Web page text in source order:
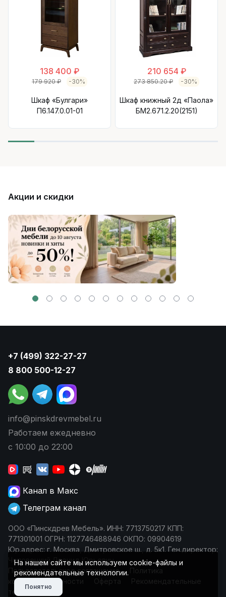
138 400 ₽
179 920 ₽ -30%
Шкаф «Булгари»
П6.147.0.01-01
210 654 ₽
273 850.20 ₽ -30%
Шкаф книжный 2д «Паола»
БМ2.671.2.20(2151)
Акции и скидки
+7 (499) 322-27-27
8 800 500-12-27
info@pinskdrevmebel.ru
Работаем ежедневно
с 10:00 до 22:00
Канал в Макс
Телеграм канал
ООО «Пинскдрев Мебель». ИНН: 7713750217 КПП:
771301001 ОГРН: 1127746488946 ОКПО: 09904619
Юр.адрес: г. Москва, Дмитровское ш., д. 5к1. Ген.директор:
Чеповецкий Леонид Юрьевич
Пользовательское соглашение
Политика
конфиденциальности
Оферта
Рекомендательные
технологии
На нашем сайте мы используем cookie-файлы и
рекомендательные технологии.
Понятно